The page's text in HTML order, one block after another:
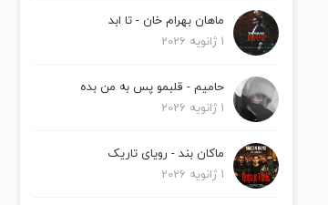
ماهان بهرام خان - تا ابد
1 ژانویه 2026
حامیم - قلبمو پس به من بده
1 ژانویه 2026
ماکان بند - رویای تاریک
1 ژانویه 2026